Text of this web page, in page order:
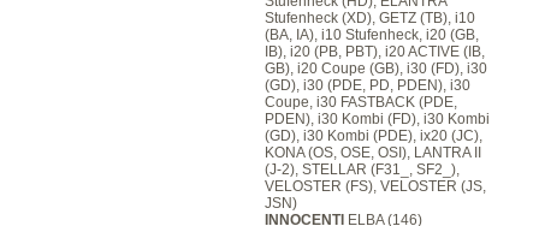
Stufenheck (XD), GETZ (TB), i10
(BA, IA), i10 Stufenheck, i20 (GB,
IB), i20 (PB, PBT), i20 ACTIVE (IB,
GB), i20 Coupe (GB), i30 (FD), i30
(GD), i30 (PDE, PD, PDEN), i30
Coupe, i30 FASTBACK (PDE,
PDEN), i30 Kombi (FD), i30 Kombi
(GD), i30 Kombi (PDE), ix20 (JC),
KONA (OS, OSE, OSI), LANTRA II
(J-2), STELLAR (F31_, SF2_),
VELOSTER (FS), VELOSTER (JS,
JSN)
INNOCENTI ELBA (146)